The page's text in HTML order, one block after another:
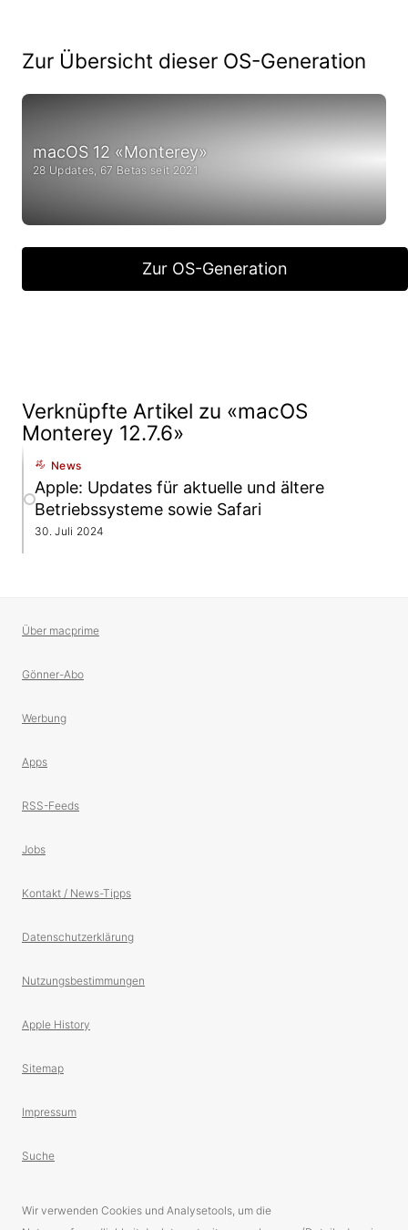
Zur Übersicht dieser OS-Generation
macOS 12 «Monterey»
28 Updates, 67 Betas seit 2021
Zur OS-Generation
Verknüpfte Artikel zu «macOS
Monterey 12.7.6»
News
Apple: Updates für aktuelle und ältere
Betriebssysteme sowie Safari
30. Juli 2024
Über macprime
Gönner-Abo
Werbung
Apps
RSS-Feeds
Jobs
Kontakt / News-Tipps
Datenschutzerklärung
Nutzungsbestimmungen
Apple History
Sitemap
Impressum
Suche
Wir verwenden Cookies und Analysetools, um die